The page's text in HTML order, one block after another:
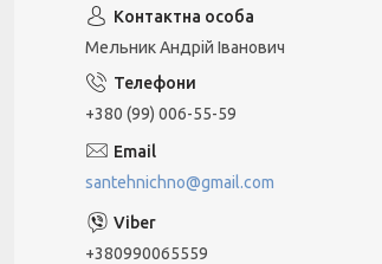
Мельник Андрій Іванович
+380 (99) 006-55-59
santehnichno@gmail.com
+380990065559